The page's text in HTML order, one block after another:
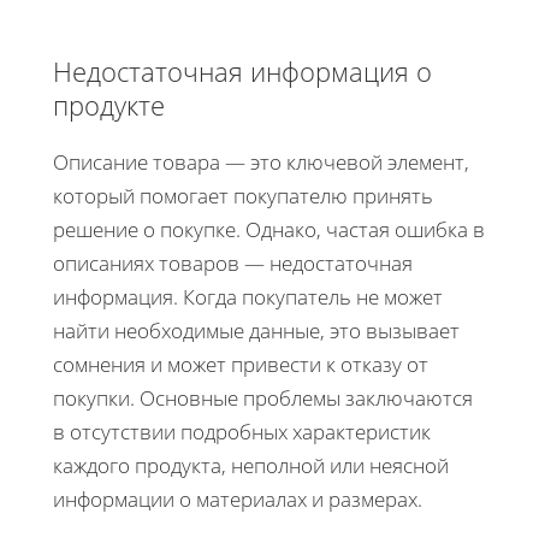
Недостаточная информация о
продукте
Описание товара — это ключевой элемент,
который помогает покупателю принять
решение о покупке. Однако, частая ошибка в
описаниях товаров — недостаточная
информация. Когда покупатель не может
найти необходимые данные, это вызывает
сомнения и может привести к отказу от
покупки. Основные проблемы заключаются
в отсутствии подробных характеристик
каждого продукта, неполной или неясной
информации о материалах и размерах.